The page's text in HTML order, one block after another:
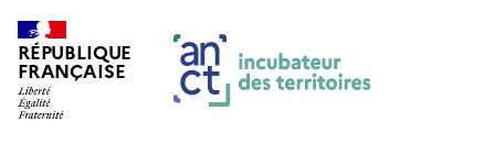
RÉPUBLIQUE
FRANÇAISE